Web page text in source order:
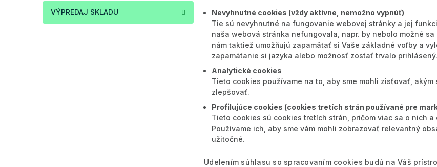
VÝPREDAJ SKLADU
Nevyhnutné cookies (vždy aktívne, nemožno vypnúť)
Tie sú nevyhnutné na fungovanie webovej stránky a jej
naša webová stránka nefungovala, napr. by nebolo možné
nám taktiež umožňujú zapamätať si Vaše základné voľby a
zapamätanie si jazyka alebo možnosť zostať trvalo prihlásený.
Analytické cookies
Tieto cookies používame na to, aby sme mohli zisťovať,
zlepšovať.
Profilujúce cookies (cookies tretích strán používané pre
Tieto cookies sú cookies tretích strán, pričom viac sa o nich
Používame ich, aby sme vám mohli zobrazovať relevantný
užitočné.
Udelením súhlasu so spracovaním cookies budú na Váš